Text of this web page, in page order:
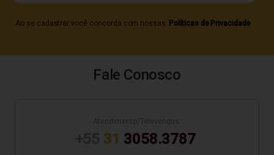
Ao se cadastrar você concorda com nossas Políticas de Privacidade
Fale Conosco
31 3058.3787